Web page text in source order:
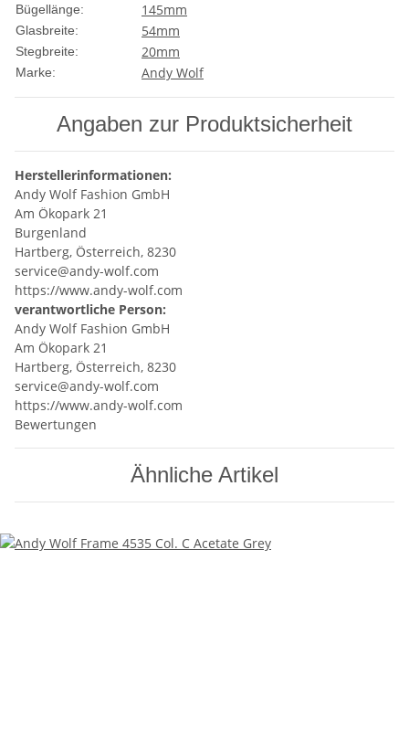
Bügellänge: 145mm
Glasbreite: 54mm
Stegbreite: 20mm
Marke: Andy Wolf
Angaben zur Produktsicherheit
Herstellerinformationen:
Andy Wolf Fashion GmbH
Am Ökopark 21
Burgenland
Hartberg, Österreich, 8230
service@andy-wolf.com
https://www.andy-wolf.com
verantwortliche Person:
Andy Wolf Fashion GmbH
Am Ökopark 21
Hartberg, Österreich, 8230
service@andy-wolf.com
https://www.andy-wolf.com
Bewertungen
Ähnliche Artikel